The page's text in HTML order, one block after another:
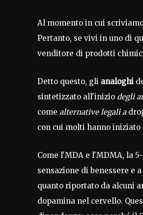
Al momento in cui
Pertanto, se vivi in uno di
venditore di prodotti
Detto questo, gli analoghi
sintetizzato all'inizio degli
come alternative legali a
con cui molti hanno
Come l'MDA e l'MDMA, la
sensazione di benessere e
quanto riportato da alcuni
dopamina nel cervello.